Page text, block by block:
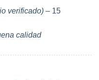
verificado) – 15
calidad